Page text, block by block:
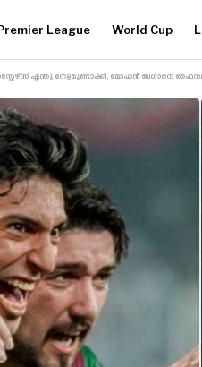
League World Cup
എന്തു നേട്ടമുണ്ടാക്കി, മോഹൻ ബഗാനെ